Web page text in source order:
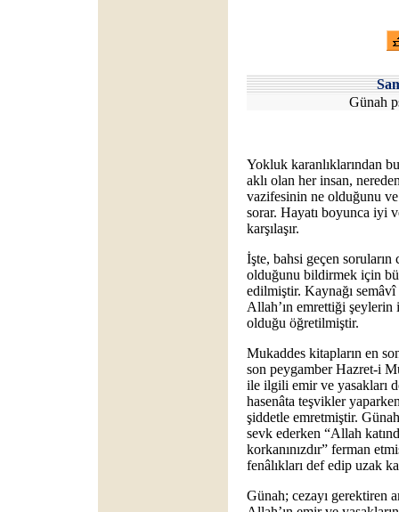
Günah
Yokluk karanlıklarından
aklı olan her insan,
vazifesinin ne olduğunu
sorar. Hayatı boyunca iyi
karşılaşır.
İşte, bahsi geçen soruların
olduğunu bildirmek için
edilmiştir. Kaynağı
Allah’ın emrettiği
olduğu öğretilmiştir.
Mukaddes kitapların en
son peygamber Hazret-i
ile ilgili emir ve yasakları
hasenâta teşvikler
şiddetle emretmiştir.
sevk ederken “Allah
korkanınızdır” ferman
fenâlıkları def edip uzak
Günah; cezayı gerektiren